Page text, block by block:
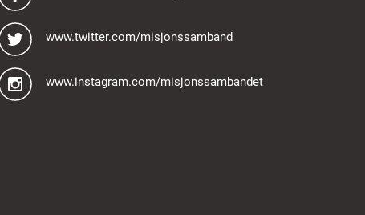
www.twitter.com/misjonssamband
www.instagram.com/misjonssambandet